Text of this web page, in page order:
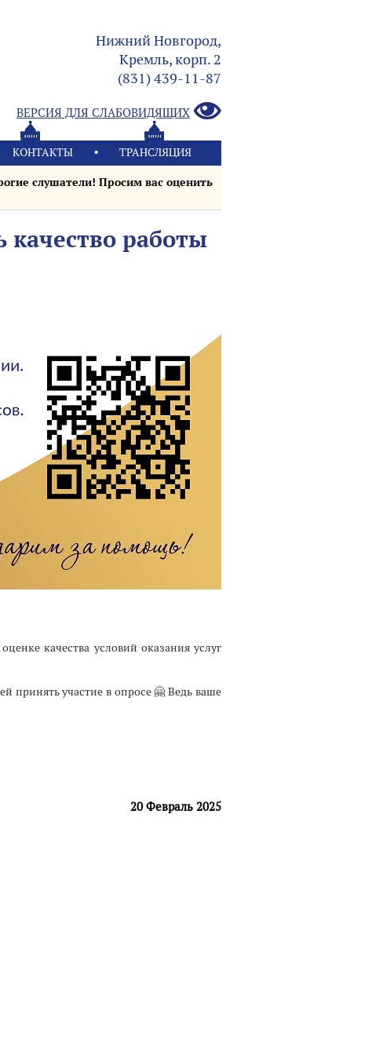
Нижний Новгород,
Кремль, корп. 2
(831) 439-11-87
ВЕРСИЯ ДЛЯ СЛАБОВИДЯЩИХ
КОНТАКТЫ ТРАНСЛЯЦИЯ
слушатели! Просим вас оценить
работы
качества условий оказания услуг
принять участие в опросе 🤗 Ведь ваше
20 Февраль 2025